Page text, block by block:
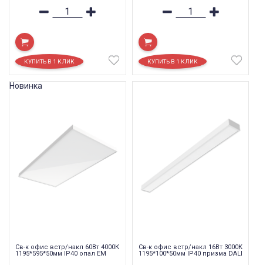
Св-к офис встр/накл 60Вт 4000К
1195*595*50мм IP40 опал EM
Новинка
Св-к офис встр/накл 16Вт 3000К
1195*100*50мм IP40 призма DALI